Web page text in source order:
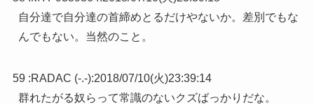
自分達で自分達の首締めとるだけやないか。差別でもな
んでもない。当然のこと。
59 :RADAC (-.-):2018/07/10(火)23:39:14
群れたがる奴らって常識のないクズばっかりだな。